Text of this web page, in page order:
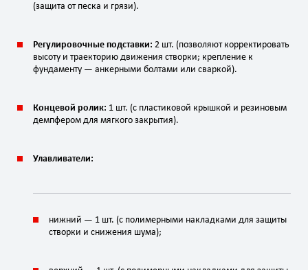
(защита от песка и грязи).
Регулировочные подставки: 2 шт. (позволяют корректировать
высоту и траекторию движения створки; крепление к
фундаменту — анкерными болтами или сваркой).
Концевой ролик: 1 шт. (с пластиковой крышкой и резиновым
демпфером для мягкого закрытия).
Улавливатели:
нижний — 1 шт. (с полимерными накладками для защиты
створки и снижения шума);